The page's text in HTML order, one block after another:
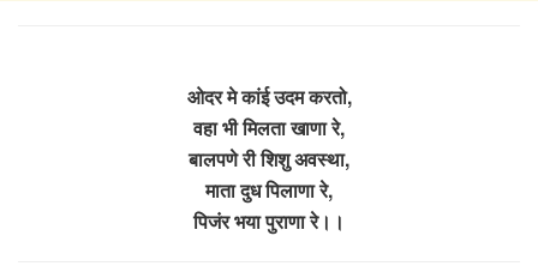
ओदर मे कांई उदम करतो,
वहा भी मिलता खाणा रे,
बालपणे री शिशु अवस्था,
माता दुध पिलाणा रे,
पिजंर भया पुराणा रे।।